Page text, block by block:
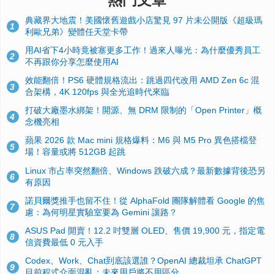
1
典藏界大地震！美國懷舊遊戲小店驚見 97 片未公開版《超級瑪
利歐兄弟》變體任天堂卡帶
2
用AI省下4小時竟被塞更多工作！過來人曝光：為什麼優秀員工
不再跟你分享怎麼使用AI
3
效能翻倍！PS6 硬體規格流出：跳過四代改用 AMD Zen 6c 混
合架構，4K 120fps 與全光追時代來臨
4
打破大廠墨水綁架！開源、無 DRM 限制的「Open Printer」概
念機亮相
5
蘋果 2026 款 Mac mini 規格爆料：M6 與 M5 Pro 異色搭檔登
場！容量或將 512GB 起跳
6
Linux 市占率突然翻倍、Windows 跌破六成？最新數據背後恐另
有原因
7
諾貝爾獎推手也留不住！從 AlphaFold 團隊解體看 Google 的焦
慮：為何明星實驗室要為 Gemini 讓路？
8
ASUS Pad 開賣！12.2 吋雙層 OLED、售價 19,900 元，指定電
信資費最低 0 元入手
9
Codex、Work、Chat到底該選誰？OpenAI 總裁坦承 ChatGPT